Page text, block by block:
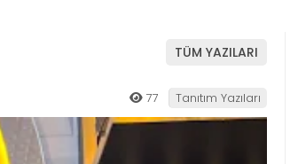
TÜM YAZILARI
77 Tanıtım Yazıları